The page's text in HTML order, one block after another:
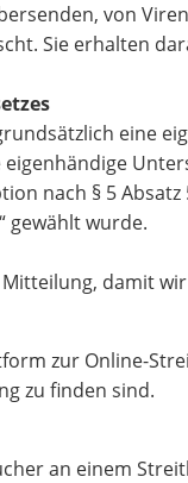
von
Sie erhalten
eine
nach § 5 Absatz
gewählt wurde.
damit
zur Online-
zu finden sind.
an einem